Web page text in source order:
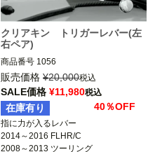
クリアキン トリガーレバー(左
右ペア)
商品番号 1056
2008～2013 ツーリング
2014～2016 FLHR/C
※ハイドロクラッチ装着車は除く
kuryakyn（クリアキン）
販売価格 ¥20,000税込
SALE価格 ¥11,980税込
在庫有り 40％OFF
指に力が入るレバー
2014～2016 FLHR/C